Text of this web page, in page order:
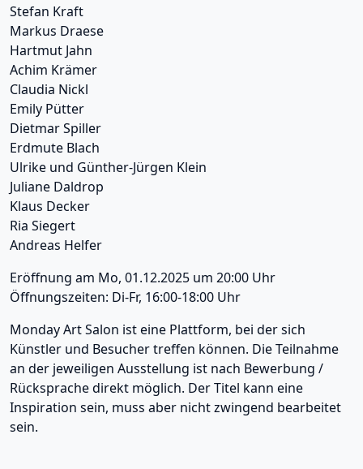
Stefan Kraft
Markus Draese
Hartmut Jahn
Achim Krämer
Claudia Nickl
Emily Pütter
Dietmar Spiller
Erdmute Blach
Ulrike und Günther-Jürgen Klein
Juliane Daldrop
Klaus Decker
Ria Siegert
Andreas Helfer
Eröffnung am Mo, 01.12.2025 um 20:00 Uhr
Öffnungszeiten: Di-Fr, 16:00-18:00 Uhr
Monday Art Salon ist eine Plattform, bei der sich
Künstler und Besucher treffen können. Die Teilnahme
an der jeweiligen Ausstellung ist nach Bewerbung /
Rücksprache direkt möglich. Der Titel kann eine
Inspiration sein, muss aber nicht zwingend bearbeitet
sein.